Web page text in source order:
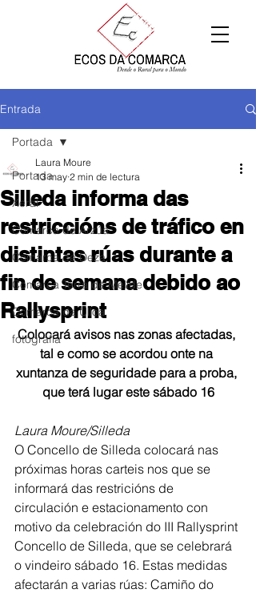
Entrada
Portada
Xeral
Comarca de Arzúa
Comarca de Deza
Comarca Terra de Melide
Comarca da Ulloa
fotografía
Portada
Silleda informa das
restriccións de tráfico en
distintas rúas durante a
fin de semana debido ao
Rallysprint
Laura Moure
13 may 2 min de lectura
Colocará avisos nas zonas afectadas,
tal e como se acordou onte na
xuntanza de seguridade para a proba,
que terá lugar este sábado 16
Laura Moure/Silleda
O Concello de Silleda colocará nas
próximas horas carteis nos que se
informará das restricións de
circulación e estacionamento con
motivo da celebración do III Rallysprint
Concello de Silleda, que se celebrará
o vindeiro sábado 16. Estas medidas
afectarán a varias rúas: Camiño do